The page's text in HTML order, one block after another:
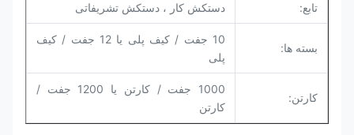
تابع: دستکش کار ، دستکش تشریفاتی
بسته ها:
10 جفت / کیف پلی یا 12 جفت / کیف
پلی
کارتن:
1000 جفت / کارتن یا 1200 جفت /
کارتن